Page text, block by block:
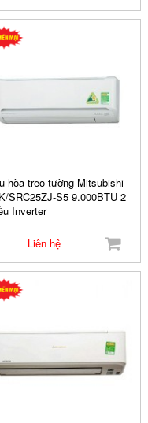
hòa treo tường Mitsubishi
SRC25ZJ-S5 9.000BTU 2
Inverter
Liên hệ